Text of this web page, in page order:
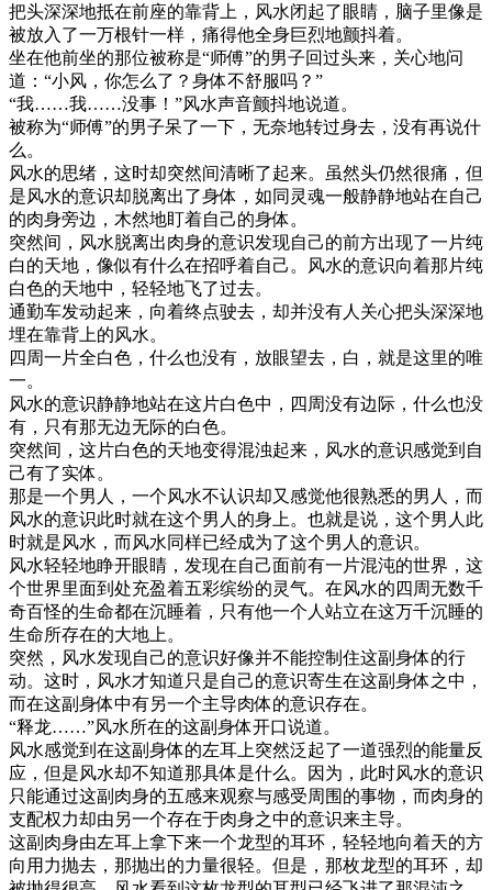
把头深深地抵在前座的靠背上，风水闭起了眼睛，脑子里像是
被放入了一万根针一样，痛得他全身巨烈地颤抖着。
坐在他前坐的那位被称是“师傅”的男子回过头来，关心地问
道：“小风，你怎么了？身体不舒服吗？”
“我……我……没事！”风水声音颤抖地说道。
被称为“师傅”的男子呆了一下，无奈地转过身去，没有再说什
么。
风水的思绪，这时却突然间清晰了起来。虽然头仍然很痛，但
是风水的意识却脱离出了身体，如同灵魂一般静静地站在自己
的肉身旁边，木然地盯着自己的身体。
突然间，风水脱离出肉身的意识发现自己的前方出现了一片纯
白的天地，像似有什么在招呼着自己。风水的意识向着那片纯
白色的天地中，轻轻地飞了过去。
通勤车发动起来，向着终点驶去，却并没有人关心把头深深地
埋在靠背上的风水。
四周一片全白色，什么也没有，放眼望去，白，就是这里的唯
一。
风水的意识静静地站在这片白色中，四周没有边际，什么也没
有，只有那无边无际的白色。
突然间，这片白色的天地变得混浊起来，风水的意识感觉到自
己有了实体。
那是一个男人，一个风水不认识却又感觉他很熟悉的男人，而
风水的意识此时就在这个男人的身上。也就是说，这个男人此
时就是风水，而风水同样已经成为了这个男人的意识。
风水轻轻地睁开眼睛，发现在自己面前有一片混沌的世界，这
个世界里面到处充盈着五彩缤纷的灵气。在风水的四周无数千
奇百怪的生命都在沉睡着，只有他一个人站立在这万千沉睡的
生命所存在的大地上。
突然，风水发现自己的意识好像并不能控制住这副身体的行
动。这时，风水才知道只是自己的意识寄生在这副身体之中，
而在这副身体中有另一个主导肉体的意识存在。
“释龙……”风水所在的这副身体开口说道。
风水感觉到在这副身体的左耳上突然泛起了一道强烈的能量反
应，但是风水却不知道那具体是什么。因为，此时风水的意识
只能通过这副肉身的五感来观察与感受周围的事物，而肉身的
支配权力却由另一个存在于肉身之中的意识来主导。
这副肉身由左耳上拿下来一个龙型的耳环，轻轻地向着天的方
向用力抛去，那抛出的力量很轻。但是，那枚龙型的耳环，却